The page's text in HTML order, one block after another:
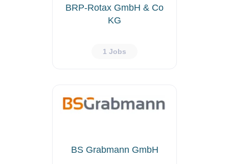
BRP-Rotax GmbH & Co
KG
1 Jobs
BS Grabmann GmbH